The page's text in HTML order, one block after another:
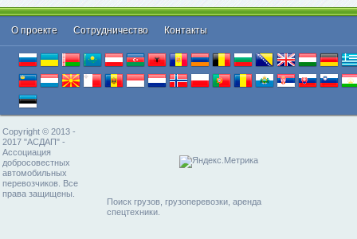
О проекте Cотрудничество Контакты
Copyright © 2013 -
2017 "АСДАП" -
Ассоциация
добросовестных
автомобильных
перевозчиков. Все
права защищены.
Поиск грузов, грузоперевозки, аренда
спецтехники.